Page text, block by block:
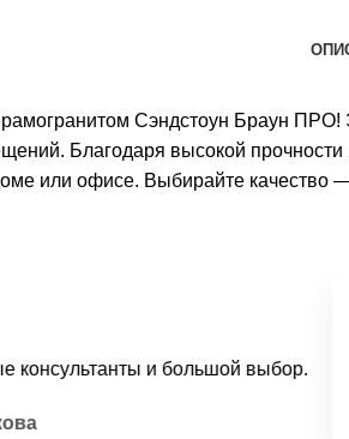
Сэндстоун Браун
Благодаря высокой
или офисе. Выбирайте
и большой выбор.
—